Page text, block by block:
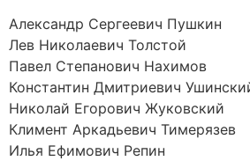
Александр Сергеевич Пушкин
Лев Николаевич Толстой
Павел Степанович Нахимов
Константин Дмитриевич
Николай Егорович Жуковский
Климент Аркадьевич Тимерязев
Илья Ефимович Репин